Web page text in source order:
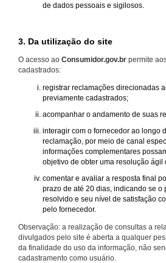
de dados pessoais e sigilosos.
3. Da utilização do site
O acesso ao Consumidor.gov.br permite
cadastrados:
registrar reclamações direcionadas
previamente cadastrados;
acompanhar o andamento de suas
interagir com o fornecedor ao longo
reclamação, por meio de canal
informações complementares
objetivo de obter uma resolução ágil
comentar e avaliar a resposta final
prazo de até 20 dias, indicando se o
resolvido e seu nível de satisfação
pelo fornecedor.
Observação: a realização de consultas a
divulgados pelo site é aberta a qualquer
da finalidade do uso da informação, não
cadastramento como usuário.